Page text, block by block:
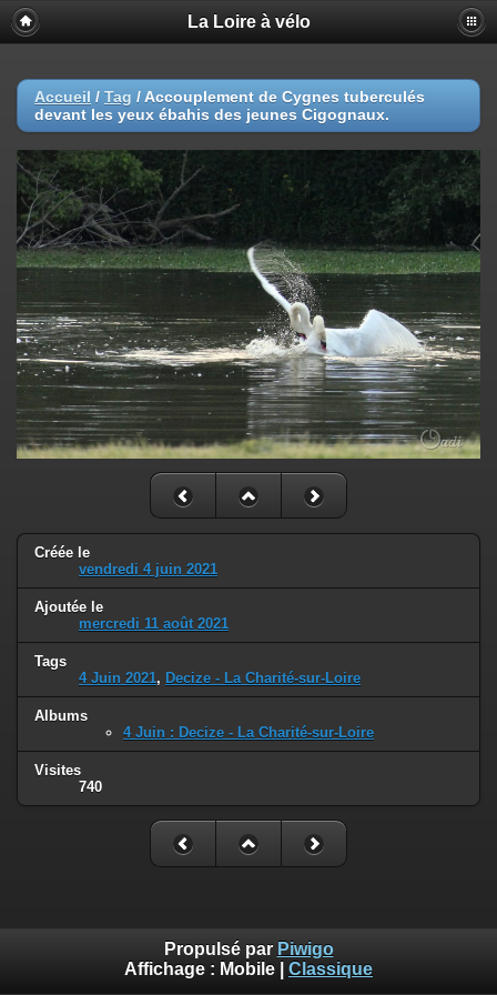
La Loire à vélo
Accueil / Tag / Accouplement de Cygnes tuberculés
devant les yeux ébahis des jeunes Cigognaux.
Créée le
vendredi 4 juin 2021
Ajoutée le
mercredi 11 août 2021
Tags
4 Juin 2021, Decize - La Charité-sur-Loire
Albums
4 Juin : Decize - La Charité-sur-Loire
Visites
740
Propulsé par Piwigo
Affichage : Mobile Classique